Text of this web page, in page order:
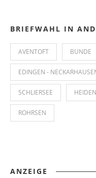
BRIEFWAHL IN
AVENTOFT BUNDE
EDINGEN -
SCHLIERSEE HEIDEN
ROHRSEN
ANZEIGE